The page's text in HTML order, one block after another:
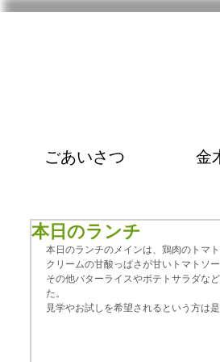
ごあいさつ 金
本日のランチ
本日のランチのメインは、鶏肉のトマ
クリームの甘酸っぱさが甘いトマトソ
その他バターライスやポテトサラダな
た。
見学やお試しを希望されるという方は